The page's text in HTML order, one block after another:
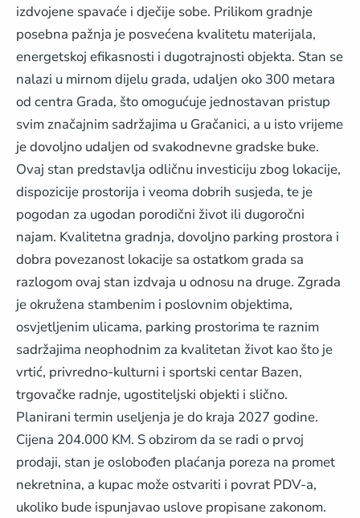
izdvojene spavaće i dječije sobe. Prilikom gradnje
posebna pažnja je posvećena kvalitetu materijala,
energetskoj efikasnosti i dugotrajnosti objekta. Stan se
nalazi u mirnom dijelu grada, udaljen oko 300 metara
od centra Grada, što omogućuje jednostavan pristup
svim značajnim sadržajima u Gračanici, a u isto vrijeme
je dovoljno udaljen od svakodnevne gradske buke.
Ovaj stan predstavlja odličnu investiciju zbog lokacije,
dispozicije prostorija i veoma dobrih susjeda, te je
pogodan za ugodan porodični život ili dugoročni
najam. Kvalitetna gradnja, dovoljno parking prostora i
dobra povezanost lokacije sa ostatkom grada sa
razlogom ovaj stan izdvaja u odnosu na druge. Zgrada
je okružena stambenim i poslovnim objektima,
osvjetljenim ulicama, parking prostorima te raznim
sadržajima neophodnim za kvalitetan život kao što je
vrtić, privredno-kulturni i sportski centar Bazen,
trgovačke radnje, ugostiteljski objekti i slično.
Planirani termin useljenja je do kraja 2027 godine.
Cijena 204.000 KM. S obzirom da se radi o prvoj
prodaji, stan je oslobođen plaćanja poreza na promet
nekretnina, a kupac može ostvariti i povrat PDV-a,
ukoliko bude ispunjavao uslove propisane zakonom.